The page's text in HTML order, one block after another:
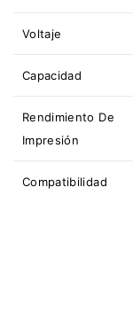
Voltaje
Capacidad
Rendimiento De
Impresión
Compatibilidad